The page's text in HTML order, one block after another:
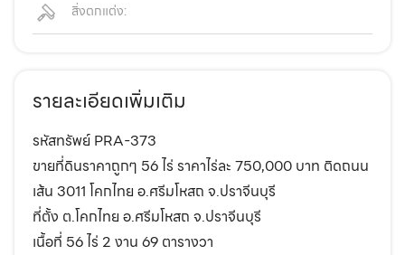
สิ่งตกแต่ง:
รายละเอียดเพิ่มเติม
รหัสทรัพย์ PRA-373
ขายที่ดินราคาถูกๆ 56 ไร่ ราคาไร่ละ 750,000 บาท ติดถนน
เส้น 3011 โคกไทย อ.ศรีมโหสถ จ.ปราจีนบุรี
ที่ตั้ง ต.โคกไทย อ.ศรีมโหสถ จ.ปราจีนบุรี
เนื้อที่ 56 ไร่ 2 งาน 69 ตารางวา